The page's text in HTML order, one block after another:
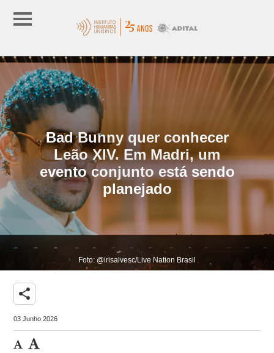
Bad Bunny quer conhecer
Leão XIV. Em Madri, um
evento conjunto está sendo
planejado
Foto: @irisalvesc/Live Nation Brasil
share
03 Junho 2026